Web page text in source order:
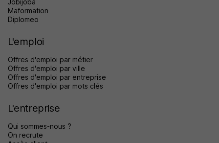
Maformation
Diplomeo
L'emploi
Offres d'emploi par métier
Offres d'emploi par ville
Offres d'emploi par entreprise
Offres d'emploi par mots clés
L'entreprise
Qui sommes-nous ?
On recrute